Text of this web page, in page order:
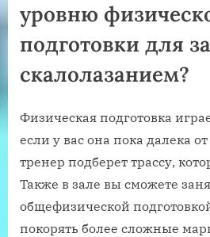
уровню
подготовки для
скалолазанием?
Физическая подготовка
если у вас она пока далека
тренер подберет трассу,
Также в зале вы сможете
общефизической
покорять более сложные